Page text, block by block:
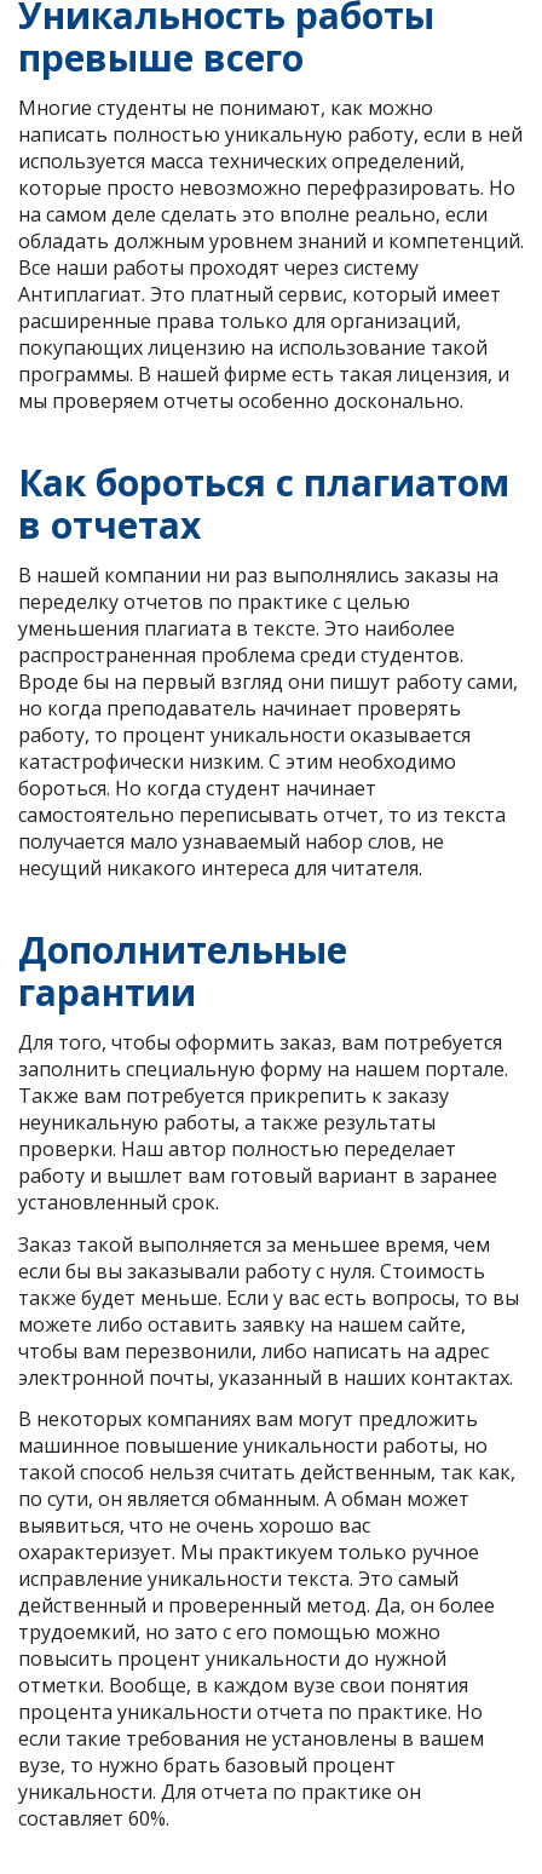
Уникальность работы
превыше всего
Многие студенты не понимают, как можно
написать полностью уникальную работу, если в ней
используется масса технических определений,
которые просто невозможно перефразировать. Но
на самом деле сделать это вполне реально, если
обладать должным уровнем знаний и компетенций.
Все наши работы проходят через систему
Антиплагиат. Это платный сервис, который имеет
расширенные права только для организаций,
покупающих лицензию на использование такой
программы. В нашей фирме есть такая лицензия, и
мы проверяем отчеты особенно досконально.
Как бороться с плагиатом
в отчетах
В нашей компании ни раз выполнялись заказы на
переделку отчетов по практике с целью
уменьшения плагиата в тексте. Это наиболее
распространенная проблема среди студентов.
Вроде бы на первый взгляд они пишут работу сами,
но когда преподаватель начинает проверять
работу, то процент уникальности оказывается
катастрофически низким. С этим необходимо
бороться. Но когда студент начинает
самостоятельно переписывать отчет, то из текста
получается мало узнаваемый набор слов, не
несущий никакого интереса для читателя.
Дополнительные
гарантии
Для того, чтобы оформить заказ, вам потребуется
заполнить специальную форму на нашем портале.
Также вам потребуется прикрепить к заказу
неуникальную работы, а также результаты
проверки. Наш автор полностью переделает
работу и вышлет вам готовый вариант в заранее
установленный срок.
Заказ такой выполняется за меньшее время, чем
если бы вы заказывали работу с нуля. Стоимость
также будет меньше. Если у вас есть вопросы, то вы
можете либо оставить заявку на нашем сайте,
чтобы вам перезвонили, либо написать на адрес
электронной почты, указанный в наших контактах.
В некоторых компаниях вам могут предложить
машинное повышение уникальности работы, но
такой способ нельзя считать действенным, так как,
по сути, он является обманным. А обман может
выявиться, что не очень хорошо вас
охарактеризует. Мы практикуем только ручное
исправление уникальности текста. Это самый
действенный и проверенный метод. Да, он более
трудоемкий, но зато с его помощью можно
повысить процент уникальности до нужной
отметки. Вообще, в каждом вузе свои понятия
процента уникальности отчета по практике. Но
если такие требования не установлены в вашем
вузе, то нужно брать базовый процент
уникальности. Для отчета по практике он
составляет 60%.